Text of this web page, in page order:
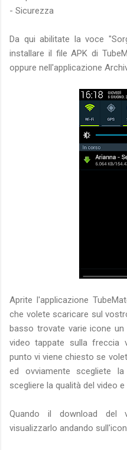
- Sicurezza
Da qui abilitate la voce
installare il file APK di
oppure nell'applicazione
Aprite l'applicazione
che volete scaricare sul
basso trovate varie icone
video tappate sulla freccia
punto vi viene chiesto se
ed ovviamente scegliete
scegliere la qualità del video
Quando il download del
visualizzarlo andando